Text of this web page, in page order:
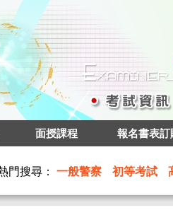
面授課程 報名書表訂
門搜尋： 一般警察 初等考試